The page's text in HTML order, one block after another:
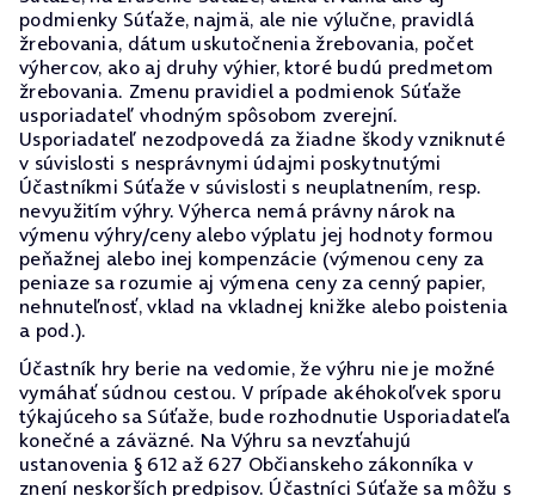
podmienky Súťaže, najmä, ale nie výlučne, pravidlá
žrebovania, dátum uskutočnenia žrebovania, počet
výhercov, ako aj druhy výhier, ktoré budú predmetom
žrebovania. Zmenu pravidiel a podmienok Súťaže
usporiadateľ vhodným spôsobom zverejní.
Usporiadateľ nezodpovedá za žiadne škody vzniknuté
v súvislosti s nesprávnymi údajmi poskytnutými
Účastníkmi Súťaže v súvislosti s neuplatnením, resp.
nevyužitím výhry. Výherca nemá právny nárok na
výmenu výhry/ceny alebo výplatu jej hodnoty formou
peňažnej alebo inej kompenzácie (výmenou ceny za
peniaze sa rozumie aj výmena ceny za cenný papier,
nehnuteľnosť, vklad na vkladnej knižke alebo poistenia
a pod.).
Účastník hry berie na vedomie, že výhru nie je možné
vymáhať súdnou cestou. V prípade akéhokoľvek sporu
týkajúceho sa Súťaže, bude rozhodnutie Usporiadateľa
konečné a záväzné. Na Výhru sa nevzťahujú
ustanovenia § 612 až 627 Občianskeho zákonníka v
znení neskorších predpisov. Účastníci Súťaže sa môžu s